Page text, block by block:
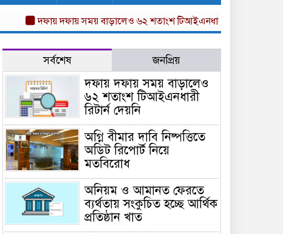
দফায় দফায় সময় বাড়ালেও ৬২ শতাংশ টিআইএনধারী রিটার্ন দেয়নি
সর্বশেষ জনপ্রিয়
দফায় দফায় সময় বাড়ালেও
৬২ শতাংশ টিআইএনধারী
রিটার্ন দেয়নি
অগ্নি বীমার দাবি নিষ্পত্তিতে
অডিট রিপোর্ট নিয়ে
মতবিরোধ
অনিয়ম ও আমানত ফেরতে
ব্যর্থতায় সংকুচিত হচ্ছে আর্থিক
প্রতিষ্ঠান খাত